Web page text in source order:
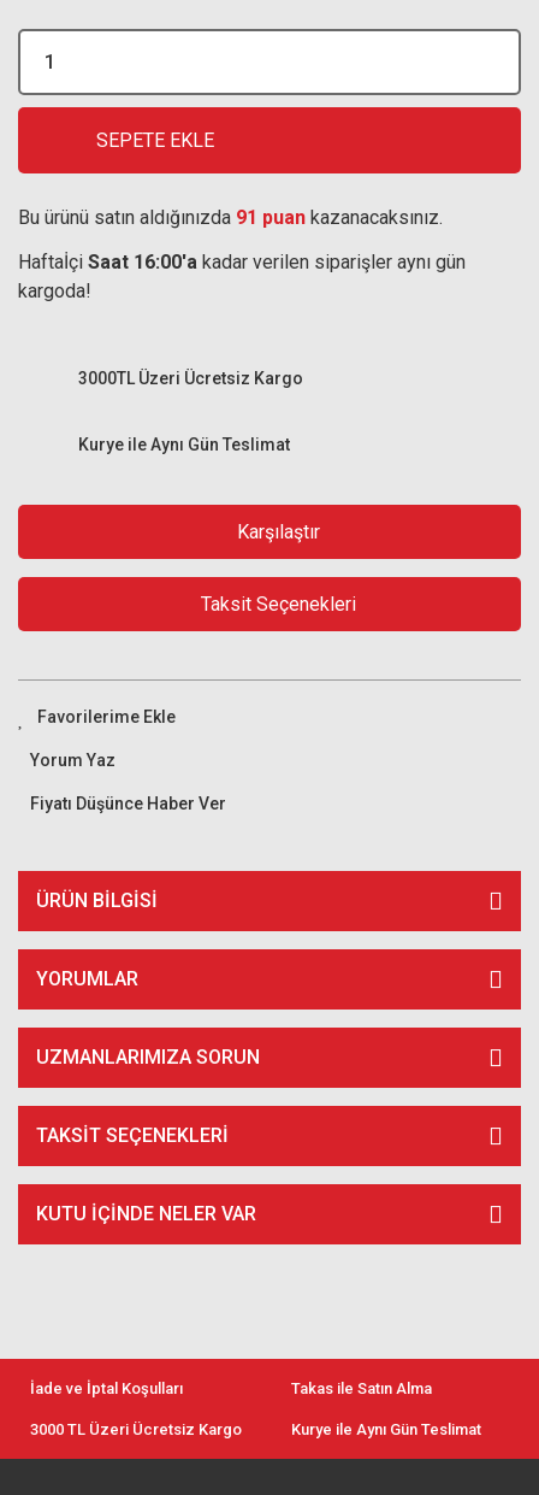
SEPETE EKLE
Bu ürünü satın aldığınızda 91 puan kazanacaksınız.
Haftaİçi Saat 16:00'a kadar verilen siparişler aynı gün
kargoda!
Kurye ile Aynı Gün Teslimat
3000TL Üzeri Ücretsiz Kargo
Karşılaştır
Taksit Seçenekleri
Yorum Yaz
Fiyatı Düşünce Haber Ver
ÜRÜN BILGISI
YORUMLAR
UZMANLARIMIZA SORUN
TAKSIT SEÇENEKLERI
KUTU İÇİNDE NELER VAR
İade ve İptal Koşulları Takas ile Satın Alma
3000 TL Üzeri Ücretsiz Kargo Kurye ile Aynı Gün Teslimat